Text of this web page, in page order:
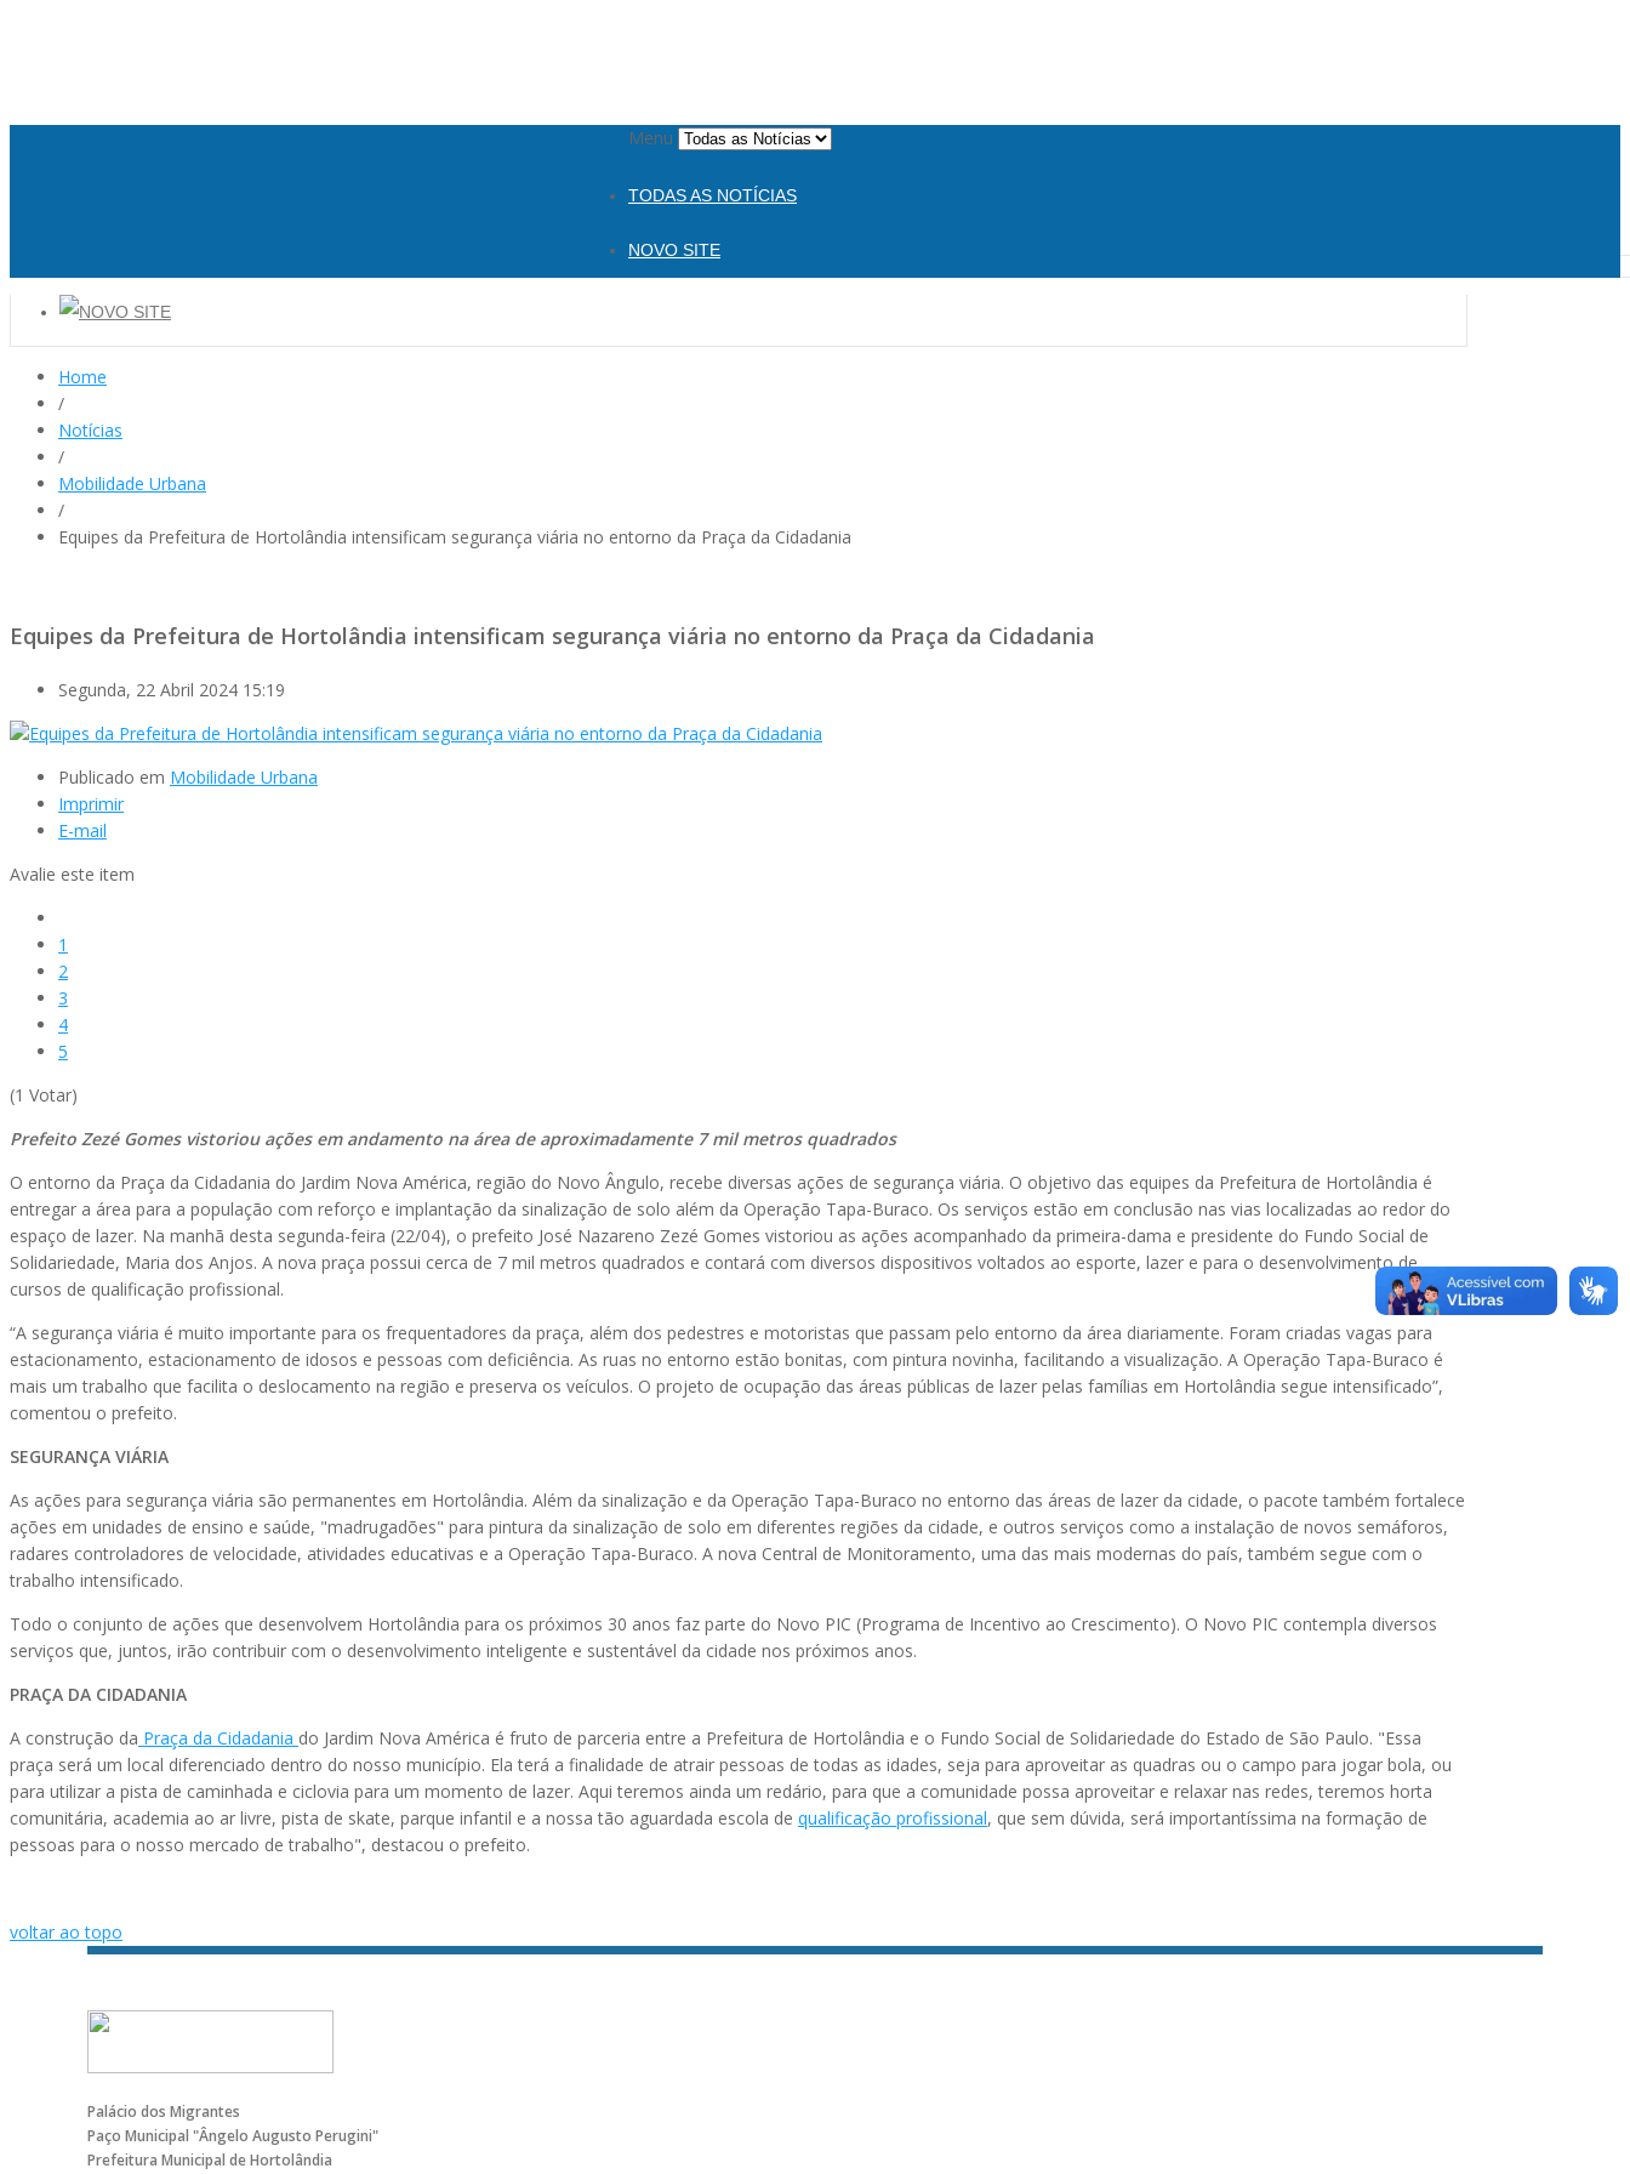
Menu
TODAS AS NOTÍCIAS
NOVO SITE
Home
/
Notícias
/
Mobilidade Urbana
/
Equipes da Prefeitura de Hortolândia intensificam segurança viária no entorno da Praça da Cidadania
Equipes da Prefeitura de Hortolândia intensificam segurança viária no entorno da Praça da Cidadania
Segunda, 22 Abril 2024 15:19
Publicado em Mobilidade Urbana
Imprimir
E-mail
Avalie este item
1
2
3
4
5
(1 Votar)
Prefeito Zezé Gomes vistoriou ações em andamento na área de aproximadamente 7 mil metros quadrados
O entorno da Praça da Cidadania do Jardim Nova América, região do Novo Ângulo, recebe diversas ações de segurança viária. O objetivo das equipes da Prefeitura de Hortolândia é
entregar a área para a população com reforço e implantação da sinalização de solo além da Operação Tapa-Buraco. Os serviços estão em conclusão nas vias localizadas ao redor do
espaço de lazer. Na manhã desta segunda-feira (22/04), o prefeito José Nazareno Zezé Gomes vistoriou as ações acompanhado da primeira-dama e presidente do Fundo Social de
Solidariedade, Maria dos Anjos. A nova praça possui cerca de 7 mil metros quadrados e contará com diversos dispositivos voltados ao esporte, lazer e para o desenvolvimento de
cursos de qualificação profissional.
“A segurança viária é muito importante para os frequentadores da praça, além dos pedestres e motoristas que passam pelo entorno da área diariamente. Foram criadas vagas para
estacionamento, estacionamento de idosos e pessoas com deficiência. As ruas no entorno estão bonitas, com pintura novinha, facilitando a visualização. A Operação Tapa-Buraco é
mais um trabalho que facilita o deslocamento na região e preserva os veículos. O projeto de ocupação das áreas públicas de lazer pelas famílias em Hortolândia segue intensificado”,
comentou o prefeito.
SEGURANÇA VIÁRIA
As ações para segurança viária são permanentes em Hortolândia. Além da sinalização e da Operação Tapa-Buraco no entorno das áreas de lazer da cidade, o pacote também fortalece
ações em unidades de ensino e saúde, "madrugadões" para pintura da sinalização de solo em diferentes regiões da cidade, e outros serviços como a instalação de novos semáforos,
radares controladores de velocidade, atividades educativas e a Operação Tapa-Buraco. A nova Central de Monitoramento, uma das mais modernas do país, também segue com o
trabalho intensificado.
Todo o conjunto de ações que desenvolvem Hortolândia para os próximos 30 anos faz parte do Novo PIC (Programa de Incentivo ao Crescimento). O Novo PIC contempla diversos
serviços que, juntos, irão contribuir com o desenvolvimento inteligente e sustentável da cidade nos próximos anos.
PRAÇA DA CIDADANIA
A construção da Praça da Cidadania do Jardim Nova América é fruto de parceria entre a Prefeitura de Hortolândia e o Fundo Social de Solidariedade do Estado de São Paulo. "Essa
praça será um local diferenciado dentro do nosso município. Ela terá a finalidade de atrair pessoas de todas as idades, seja para aproveitar as quadras ou o campo para jogar bola, ou
para utilizar a pista de caminhada e ciclovia para um momento de lazer. Aqui teremos ainda um redário, para que a comunidade possa aproveitar e relaxar nas redes, teremos horta
comunitária, academia ao ar livre, pista de skate, parque infantil e a nossa tão aguardada escola de qualificação profissional, que sem dúvida, será importantíssima na formação de
pessoas para o nosso mercado de trabalho", destacou o prefeito.
voltar ao topo
Palácio dos Migrantes
Paço Municipal "Ângelo Augusto Perugini"
Prefeitura Municipal de Hortolândia